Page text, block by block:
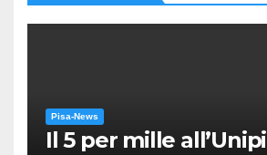
Pisa-News
Il 5 per mille all’Unipi